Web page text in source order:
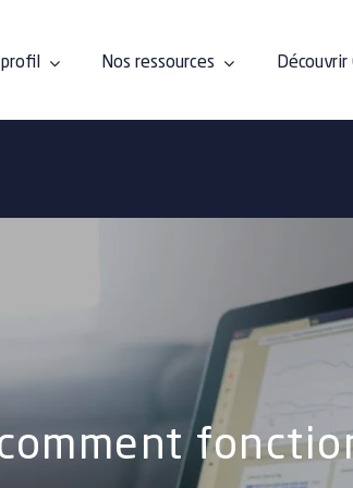
Nos ressources Découvrir